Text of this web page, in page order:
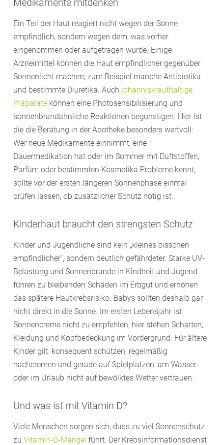
Ein Teil der Haut reagiert nicht wegen der Sonne
empfindlich, sondern wegen dem, was vorher
eingenommen oder aufgetragen wurde. Einige
Arzneimittel können die Haut empfindlicher gegenüber
Sonnenlicht machen; zum Beispiel manche Antibiotika
und bestimmte Diuretika. Auch johanniskrauthaltige
Präparate können eine Photosensibilisierung und
sonnenbrandähnliche Reaktionen begünstigen. Hier ist
die die Beratung in der Apotheke besonders wertvoll:
Wer neue Medikamente einnimmt, eine
Dauermedikation hat oder im Sommer mit Duftstoffen,
Parfüm oder bestimmten Kosmetika Probleme kennt,
sollte vor der ersten längeren Sonnenphase einmal
prüfen lassen, ob zusätzlicher Schutz nötig ist.
Kinderhaut braucht den strengsten Schutz
Kinder und Jugendliche sind kein „kleines bisschen
empfindlicher“, sondern deutlich gefährdeter. Starke UV-
Belastung und Sonnenbrände in Kindheit und Jugend
führen zu bleibenden Schäden im Erbgut und erhöhen
das spätere Hautkrebsrisiko. Babys sollten deshalb gar
nicht direkt in die Sonne. Im ersten Lebensjahr ist
Sonnencreme nicht zu empfehlen; hier stehen Schatten,
Kleidung und Kopfbedeckung im Vordergrund. Für ältere
Kinder gilt: konsequent schützen, regelmäßig
nachcremen und gerade auf Spielplätzen, am Wasser
oder im Urlaub nicht auf bewölktes Wetter vertrauen.
Und was ist mit Vitamin D?
Viele Menschen sorgen sich, dass zu viel Sonnenschutz
zu Vitamin-D-Mangel führt. Der Krebsinformationsdienst